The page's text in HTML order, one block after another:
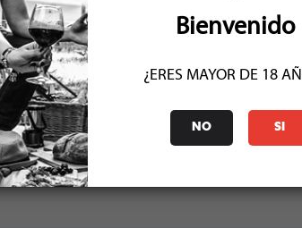
COMENTARIOS (0)
Bienvenido
¿ERES MAYOR DE 18
NO SI